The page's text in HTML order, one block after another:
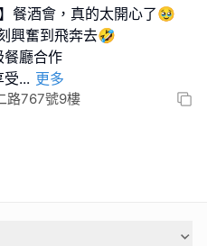
餐酒會，真的太開心了🥹
興奮到飛奔去🤣
餐廳合作
受... 更多
路767號9樓